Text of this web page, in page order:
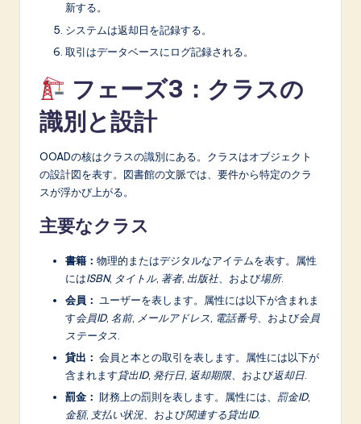
新する。
システムは返却日を記録する。
取引はデータベースにログ記録される。
フェーズ3：クラスの
識別と設計
OOADの核はクラスの識別にある。クラスはオブジェクト
の設計図を表す。図書館の文脈では、要件から特定のクラ
スが浮かび上がる。
主要なクラス
書籍： 物理的またはデジタルなアイテムを表す。属性
にはISBN, タイトル, 著者, 出版社、および場所.
会員： ユーザーを表します。属性には以下が含まれま
す会員ID, 名前, メールアドレス 電話番号、および会員
ステータス
貸出： 会員と本との取引を表します。属性には以下が
含まれます貸出ID, 発行日 返却期限、および返却日
罰金： 財務上の罰則を表します。属性には、 罰金ID,
金額, 支払い状況 、および関連する貸出ID.